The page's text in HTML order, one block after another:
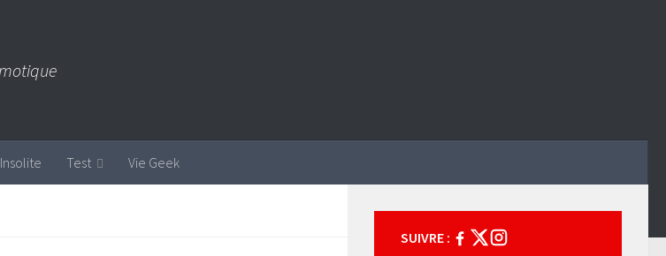
Insolite Test Vie Geek
SUIVRE :